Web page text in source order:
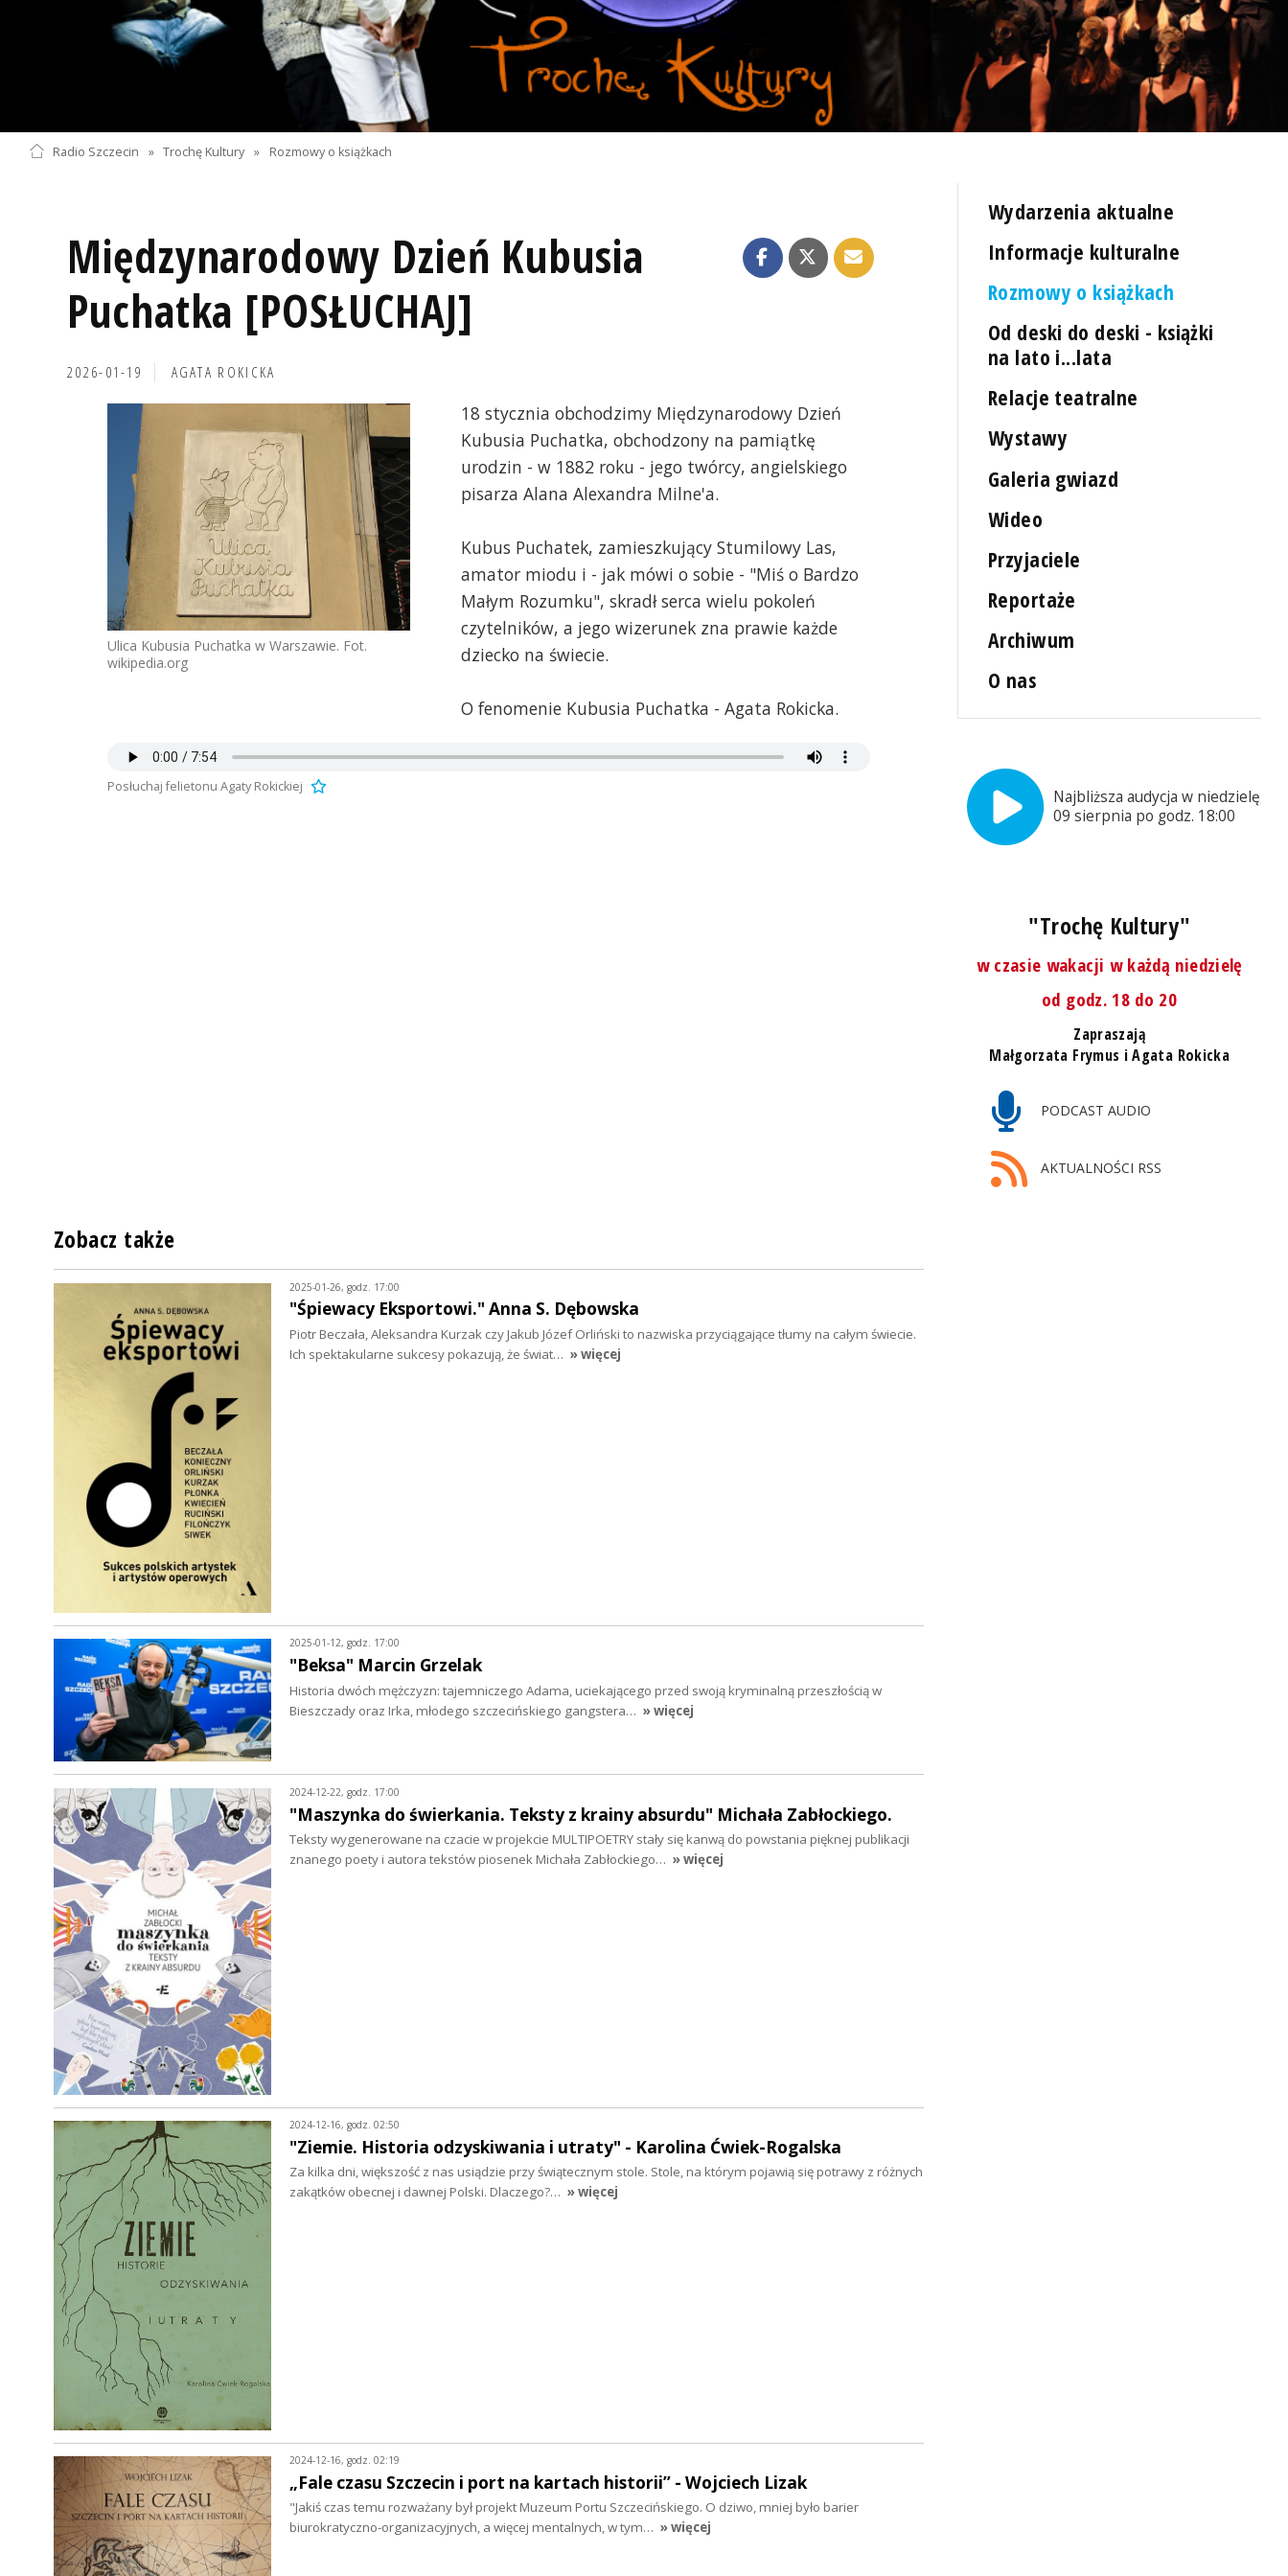
Radio Szczecin » Trochę Kultury » Rozmowy o książkach
Międzynarodowy Dzień Kubusia
Puchatka [POSŁUCHAJ]
2026-01-19 AGATA ROKICKA
Ulica Kubusia Puchatka w Warszawie. Fot.
wikipedia.org
18 stycznia obchodzimy Międzynarodowy Dzień
Kubusia Puchatka, obchodzony na pamiątkę
urodzin - w 1882 roku - jego twórcy, angielskiego
pisarza Alana Alexandra Milne'a.
Kubus Puchatek, zamieszkujący Stumilowy Las,
amator miodu i - jak mówi o sobie - "Miś o Bardzo
Małym Rozumku", skradł serca wielu pokoleń
czytelników, a jego wizerunek zna prawie każde
dziecko na świecie.
O fenomenie Kubusia Puchatka - Agata Rokicka.
Posłuchaj felietonu Agaty Rokickiej
Wydarzenia aktualne
Informacje kulturalne
Rozmowy o książkach
Od deski do deski - książki
na lato i...lata
Relacje teatralne
Wystawy
Galeria gwiazd
Wideo
Przyjaciele
Reportaże
Archiwum
O nas
Najbliższa audycja w niedzielę,
09 sierpnia po godz. 18:00
"Trochę Kultury"
w czasie wakacji w każdą niedzielę
od godz. 18 do 20
Zapraszają
Małgorzata Frymus i Agata Rokicka
PODCAST AUDIO
AKTUALNOŚCI RSS
Zobacz także
2025-01-26, godz. 17:00
"Śpiewacy Eksportowi." Anna S. Dębowska
Piotr Beczała, Aleksandra Kurzak czy Jakub Józef Orliński to nazwiska przyciągające tłumy na całym świecie.
Ich spektakularne sukcesy pokazują, że świat… » więcej
2025-01-12, godz. 17:00
"Beksa" Marcin Grzelak
Historia dwóch mężczyzn: tajemniczego Adama, uciekającego przed swoją kryminalną przeszłością w
Bieszczady oraz Irka, młodego szczecińskiego gangstera… » więcej
2024-12-22, godz. 17:00
"Maszynka do świerkania. Teksty z krainy absurdu" Michała Zabłockiego.
Teksty wygenerowane na czacie w projekcie MULTIPOETRY stały się kanwą do powstania pięknej publikacji
znanego poety i autora tekstów piosenek Michała Zabłockiego… » więcej
2024-12-16, godz. 02:50
"Ziemie. Historia odzyskiwania i utraty" - Karolina Ćwiek-Rogalska
Za kilka dni, większość z nas usiądzie przy świątecznym stole. Stole, na którym pojawią się potrawy z różnych
zakątków obecnej i dawnej Polski. Dlaczego?… » więcej
2024-12-16, godz. 02:19
„Fale czasu Szczecin i port na kartach historii” - Wojciech Lizak
"Jakiś czas temu rozważany był projekt Muzeum Portu Szczecińskiego. O dziwo, mniej było barier
biurokratyczno-organizacyjnych, a więcej mentalnych, w tym… » więcej